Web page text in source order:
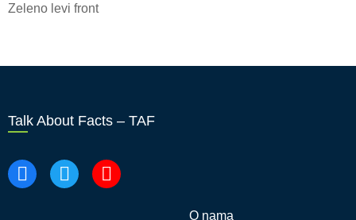
Zeleno levi front
Talk About Facts – TAF
O nama